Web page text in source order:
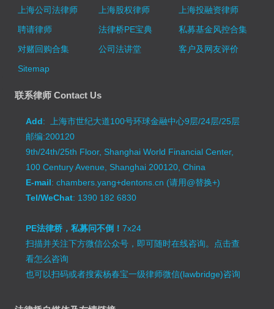
上海公司法律师
上海股权律师
上海投融资律师
聘请律师
法律桥PE宝典
私募基金风控合集
对赌回购合集
公司法讲堂
客户及网友评价
Sitemap
联系律师 Contact Us
Add: 上海市世纪大道100号环球金融中心9层/24层/25层
邮编:200120
9th/24th/25th Floor, Shanghai World Financial Center,
100 Century Avenue, Shanghai 200120, China
E-mail: chambers.yang+dentons.cn (请用@替换+)
Tel/WeChat: 1390 182 6830
PE法律桥，私募问不倒！7x24
扫描并关注下方微信公众号，即可随时在线咨询。 点击查
看怎么咨询
也可以扫码或者搜索杨春宝一级律师微信(lawbridge)咨询